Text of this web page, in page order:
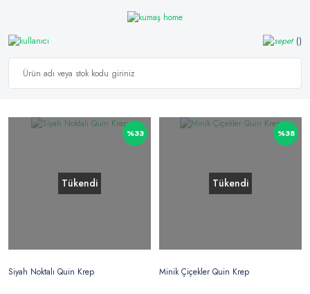
%33
Tükendi
Siyah Noktalı Quin Krep
%38
Tükendi
Minik Çiçekler Quin Krep